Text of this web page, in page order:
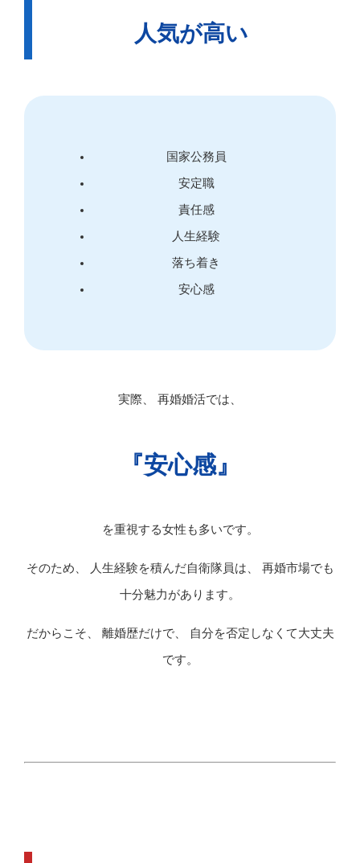
人気が高い
国家公務員
安定職
責任感
人生経験
落ち着き
安心感
実際、 再婚婚活では、
『安心感』
を重視する女性も多いです。
そのため、 人生経験を積んだ自衛隊員は、 再婚市場でも
十分魅力があります。
だからこそ、 離婚歴だけで、 自分を否定しなくて大丈夫
です。